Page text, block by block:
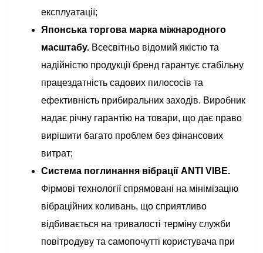
експлуатації;
Японська торгова марка міжнародного
масштабу. Всесвітньо відомий якістю та
надійністю продукції бренд гарантує стабільну
працездатність садових пилососів та
ефективність прибиральних заходів. Виробник
надає річну гарантію на товари, що дає право
вирішити багато проблем без фінансових
витрат;
Система поглинання вібрації ANTI VIBE.
Фірмові технології спрямовані на мінімізацію
вібраційних коливань, що сприятливо
відбивається на тривалості терміну служби
повітродуву та самопочутті користувача при